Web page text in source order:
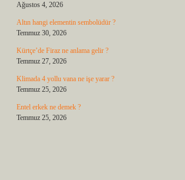
Ağustos 4, 2026
Altın hangi elementin sembolüdür ?
Temmuz 30, 2026
Kürtçe’de Firaz ne anlama gelir ?
Temmuz 27, 2026
Klimada 4 yollu vana ne işe yarar ?
Temmuz 25, 2026
Entel erkek ne demek ?
Temmuz 25, 2026